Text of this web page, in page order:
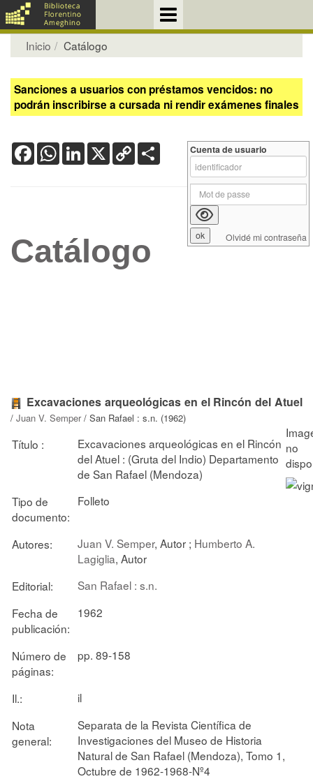
Inicio Catálogo
Sanciones a usuarios con préstamos vencidos: no
podrán inscribirse a cursada ni rendir exámenes finales
FacebookWhatsApp
LinkedIn
X Copy
Link
Catálogo
Excavaciones arqueológicas en el Rincón del Atuel
/ Juan V. Semper/ San Rafael : s.n. (1962)
Título :
Excavaciones arqueológicas en el Rincón
del Atuel : (Gruta del Indio) Departamento
de San Rafael (Mendoza)
Tipo de
documento:
Folleto
Autores: Juan V. Semper, Autor ; Humberto A.
Lagiglia, Autor
Editorial:
San Rafael : s.n.
Fecha de
publicación:
1962
Número de
páginas:
pp. 89-158
Il.:
il
Nota
general:
Separata de la Revista Científica de
Investigaciones del Museo de Historia
Natural de San Rafael (Mendoza), Tomo 1,
Octubre de 1962-1968-Nº4
Cuenta de usuario
Olvidé mi contraseña